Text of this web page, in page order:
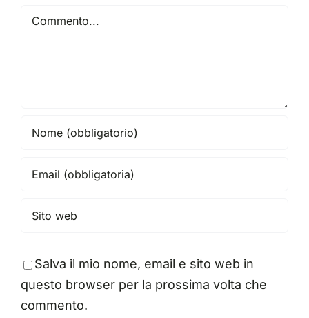
Commento
Salva il mio nome, email e sito web in
questo browser per la prossima volta che
commento.